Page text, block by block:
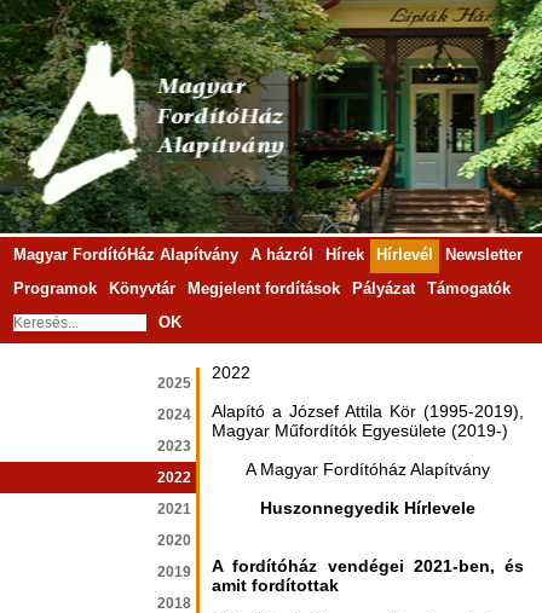
Magyar FordítóHáz Alapítvány A házról Hírek Hírlevél
Newsletter
Programok
Könyvtár Megjelent fordítások Pályázat
Támogatók
OK
2025
2024
2023
2022
2021
2020
2019
2018
2022
Alapító a József Attila Kör (1995-2019),
Magyar Műfordítók Egyesülete (2019-)
A Magyar Fordítóház Alapítvány
Huszonnegyedik Hírlevele
A fordítóház vendégei 2021-ben, és
amit fordítottak